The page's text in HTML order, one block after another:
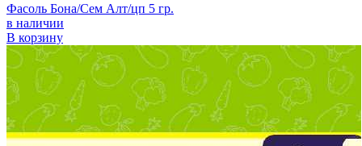
Фасоль Бона/Сем Алт/цп 5 гр.
в наличии
В корзину